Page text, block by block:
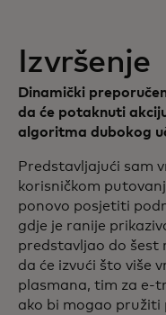
Izvršenje
Dinamički
da će potaknuti
algoritma dubokog
Predstavljajući sam
korisničkom
ponovo posjetiti
gdje je ranije
predstavljao do šest
da će izvući što više
plasmana, tim za e-
ako bi mogao pružiti